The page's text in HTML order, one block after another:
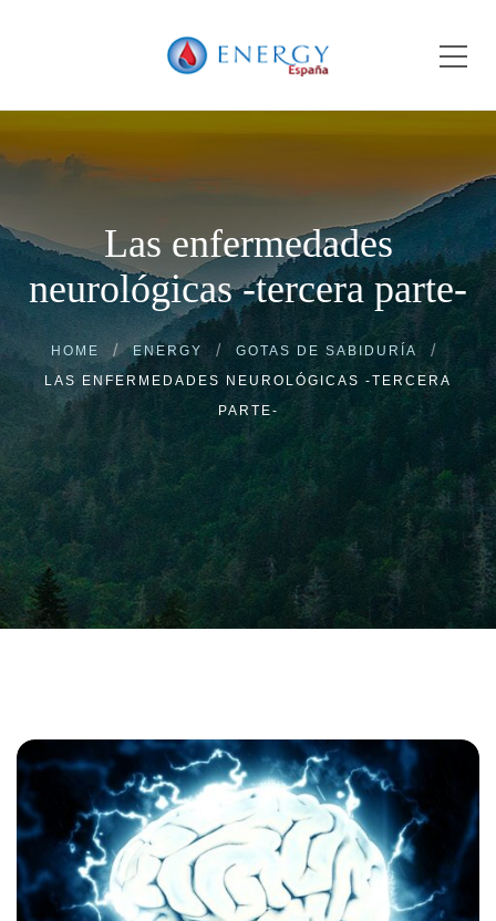
Las enfermedades
neurológicas -tercera parte-
HOME ENERGY
GOTAS DE SABIDURÍA
LAS ENFERMEDADES NEUROLÓGICAS -TERCERA
PARTE-